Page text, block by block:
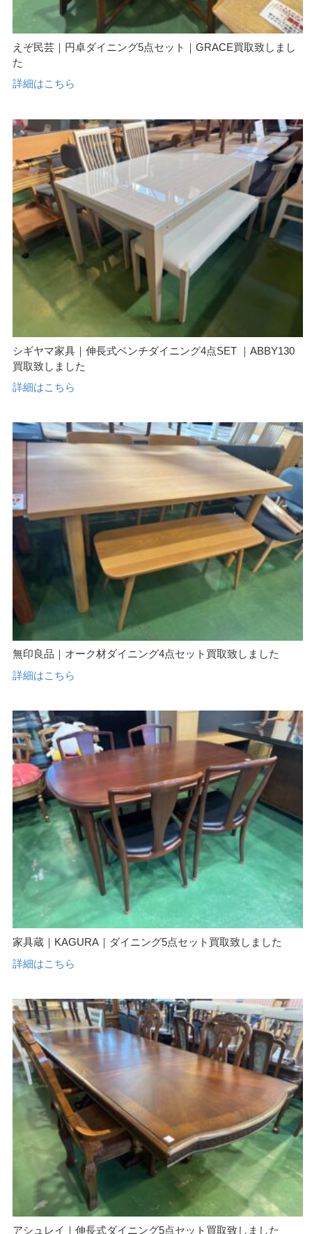
えぞ民芸｜円卓ダイニング5点セット｜GRACE買取致しまし
た
詳細はこちら
シギヤマ家具｜伸長式ベンチダイニング4点SET ｜ABBY130
買取致しました
詳細はこちら
無印良品｜オーク材ダイニング4点セット買取致しました
詳細はこちら
家具蔵｜KAGURA｜ダイニング5点セット買取致しました
詳細はこちら
アシュレイ｜伸長式ダイニング5点セット買取致しました